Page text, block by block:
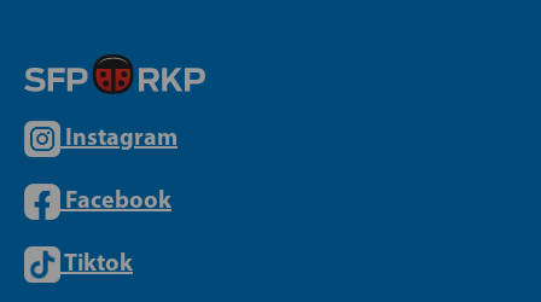
Instagram
Facebook
Tiktok